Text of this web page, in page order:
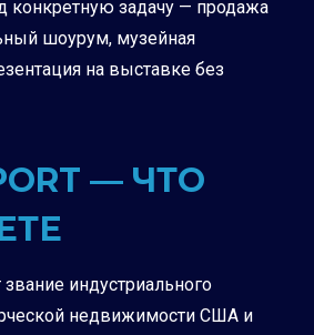
конкретную задачу — продажа
шоурум, музейная
на выставке без
— ЧТО
индустриального
недвижимости США и